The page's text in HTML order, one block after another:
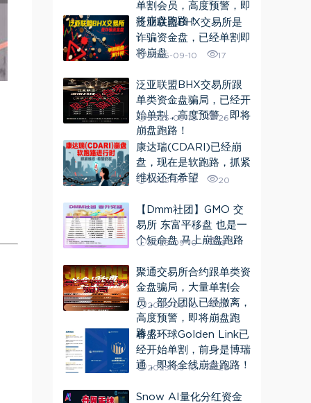
单割会员，高度预警，即
将崩盘跑路！
泛亚联盟BHX交易所是
诈骗资金盘，已经单割即
将崩盘
2025-09-10 17
泛亚联盟BHX交易所跟
单类资金盘骗局，已经开
始单割，高度预警，即将
崩盘跑路！
2025-09-10 26
康达瑞(CDARI)已经崩
盘，现在是软跑路，抓紧
维权还有希望
2025-09-10 20
【Dmm社团】GMO 交
易所 东富平移盘 也是一
个短命盘 马上崩盘跑路
2025-09-10 19
聚通交易所合约跟单类资
金盘骗局，大量单割会
员，部分团队已经撤离，
高度预警，即将崩盘跑
路！
2025-09-10 17
睿盛环球Golden Link已
经开始单割，前身是博瑞
通，即将全线崩盘跑路！
2025-09-10 23
Snow AI量化分红资金